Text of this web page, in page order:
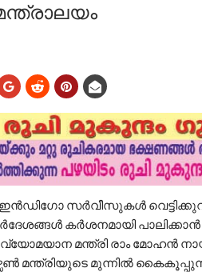
ഇൻഡി​ഗോ സർവീസുകൾ
കർശനമായി
വ്യോമയാന മന്ത്രി രാം മോഹൻ
മന്ത്രിയുടെ മുന്നിൽ